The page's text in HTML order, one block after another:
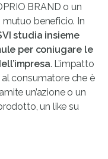
BRAND o un
beneficio. In
studia insieme
per coniugare le
. L’impatto
consumatore che è
un’azione o un
un like su